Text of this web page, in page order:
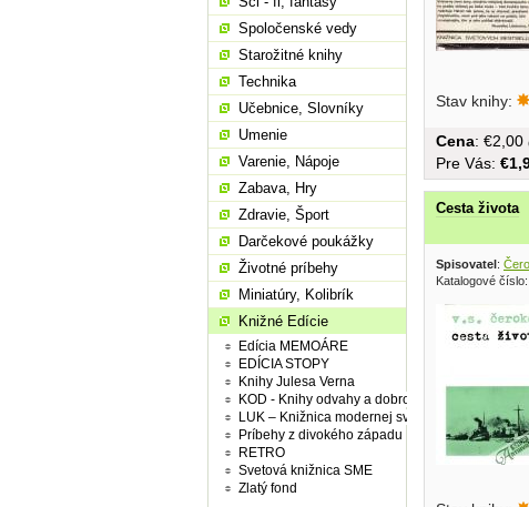
Stav knihy:
Cena: €2,00
Pre Vás:
Cesta života
Spisovatel :
Katalogové
Spoločenské vedy
Starožitné knihy
Technika
Učebnice, Slovníky
Umenie
Varenie, Nápoje
Zabava, Hry
Zdravie, Šport
Darčekové poukážky
Životné príbehy
Miniatúry, Kolibrík
Knižné Edície
Edícia MEMOÁRE
EDÍCIA STOPY
Knihy Julesa Verna
KOD - Knihy odvahy a dobrodružství
LUK – Knižnica modernej svetovej prózy
Príbehy z divokého západu
RETRO
Svetová knižnica SME
Zlatý fond